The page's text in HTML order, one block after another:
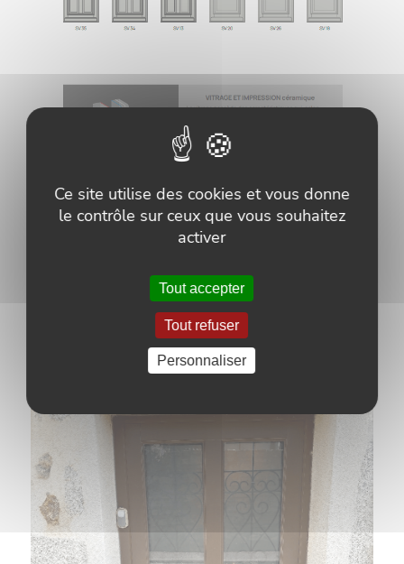
Ce site utilise des cookies et vous donne
le contrôle sur ceux que vous souhaitez
activer
Tout accepter
Tout refuser
Personnaliser